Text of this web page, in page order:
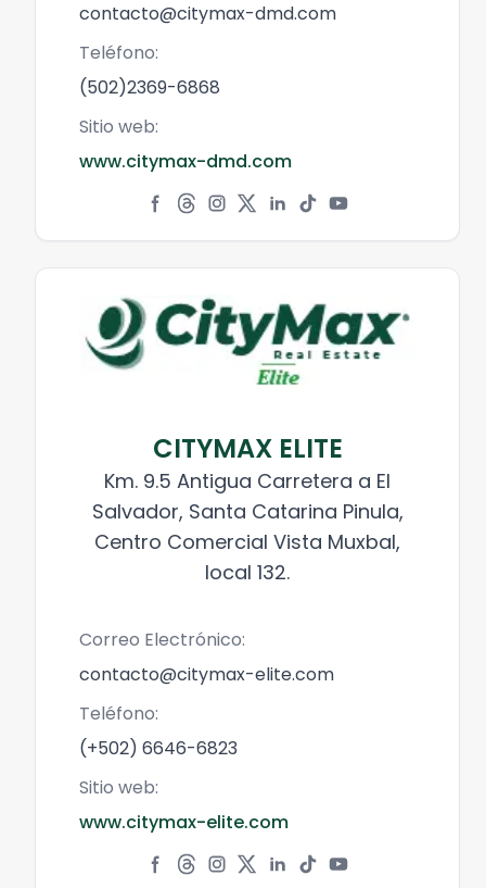
contacto@citymax-dmd.com
Teléfono:
(502)2369-6868
Sitio web:
www.citymax-dmd.com
CITYMAX ELITE
Km. 9.5 Antigua Carretera a El
Salvador, Santa Catarina Pinula,
Centro Comercial Vista Muxbal,
local 132.
Correo Electrónico:
contacto@citymax-elite.com
Teléfono:
(+502) 6646-6823
Sitio web:
www.citymax-elite.com